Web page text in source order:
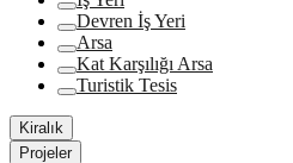
Devren İş Yeri
Arsa
Kat Karşılığı Arsa
Turistik Tesis
Kiralık
Projeler